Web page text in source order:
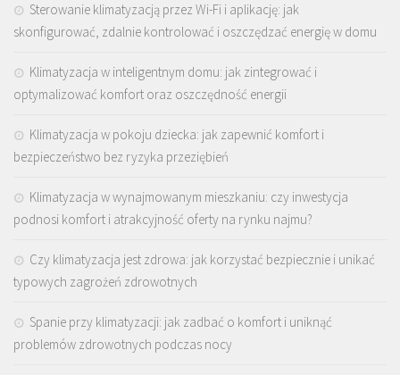
Sterowanie klimatyzacją przez Wi-Fi i aplikację: jak
skonfigurować, zdalnie kontrolować i oszczędzać energię w domu
Klimatyzacja w inteligentnym domu: jak zintegrować i
optymalizować komfort oraz oszczędność energii
Klimatyzacja w pokoju dziecka: jak zapewnić komfort i
bezpieczeństwo bez ryzyka przeziębień
Klimatyzacja w wynajmowanym mieszkaniu: czy inwestycja
podnosi komfort i atrakcyjność oferty na rynku najmu?
Czy klimatyzacja jest zdrowa: jak korzystać bezpiecznie i unikać
typowych zagrożeń zdrowotnych
Spanie przy klimatyzacji: jak zadbać o komfort i uniknąć
problemów zdrowotnych podczas nocy